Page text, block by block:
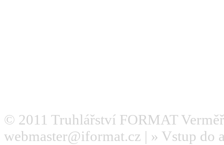
© 2011 Truhlářství FORMAT
webmaster@iformat.cz | » Vstup do